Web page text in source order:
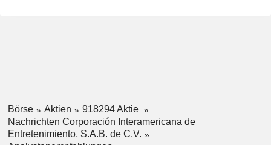
Börse Aktien
918294 Aktie
Nachrichten Corporación Interamericana de
Entretenimiento, S.A.B. de C.V.